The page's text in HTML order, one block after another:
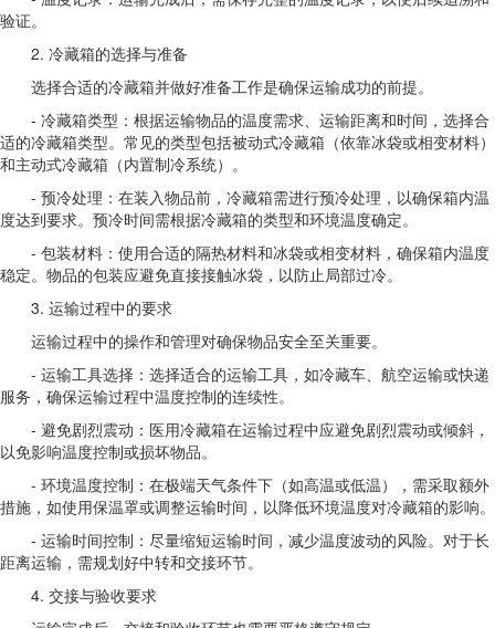
验证。
2. 冷藏箱的选择与准备
选择合适的冷藏箱并做好准备工作是确保运输成功的前提。
- 冷藏箱类型：根据运输物品的温度需求、运输距离和时间，选择合
适的冷藏箱类型。常见的类型包括被动式冷藏箱（依靠冰袋或相变材料）
和主动式冷藏箱（内置制冷系统）。
- 预冷处理：在装入物品前，冷藏箱需进行预冷处理，以确保箱内温
度达到要求。预冷时间需根据冷藏箱的类型和环境温度确定。
- 包装材料：使用合适的隔热材料和冰袋或相变材料，确保箱内温度
稳定。物品的包装应避免直接接触冰袋，以防止局部过冷。
3. 运输过程中的要求
运输过程中的操作和管理对确保物品安全至关重要。
- 运输工具选择：选择适合的运输工具，如冷藏车、航空运输或快递
服务，确保运输过程中温度控制的连续性。
- 避免剧烈震动：医用冷藏箱在运输过程中应避免剧烈震动或倾斜，
以免影响温度控制或损坏物品。
- 环境温度控制：在极端天气条件下（如高温或低温），需采取额外
措施，如使用保温罩或调整运输时间，以降低环境温度对冷藏箱的影响。
- 运输时间控制：尽量缩短运输时间，减少温度波动的风险。对于长
距离运输，需规划好中转和交接环节。
4. 交接与验收要求